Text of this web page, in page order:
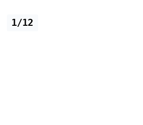
1/12